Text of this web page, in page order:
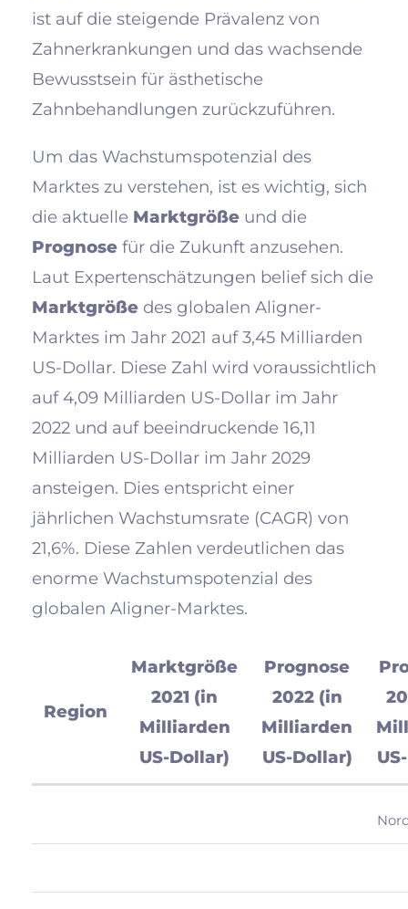
ist auf die steigende Prävalenz von
Zahnerkrankungen und das wachsende
Bewusstsein für ästhetische
Zahnbehandlungen zurückzuführen.
Um das Wachstumspotenzial des
Marktes zu verstehen, ist es wichtig, sich
die aktuelle Marktgröße und die
Prognose für die Zukunft anzusehen.
Laut Expertenschätzungen belief sich die
Marktgröße des globalen Aligner-
Marktes im Jahr 2021 auf 3,45 Milliarden
US-Dollar. Diese Zahl wird voraussichtlich
auf 4,09 Milliarden US-Dollar im Jahr
2022 und auf beeindruckende 16,11
Milliarden US-Dollar im Jahr 2029
ansteigen. Dies entspricht einer
jährlichen Wachstumsrate (CAGR) von
21,6%. Diese Zahlen verdeutlichen das
enorme Wachstumspotenzial des
globalen Aligner-Marktes.
Region
Marktgröße
2021 (in
Milliarden
US-Dollar)
Prognose
2022 (in
Milliarden
US-Dollar)